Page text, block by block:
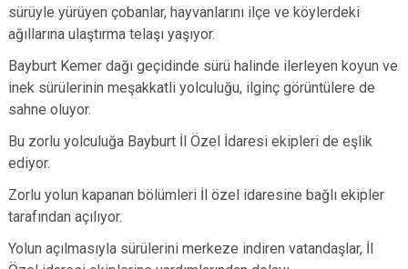
sürüyle yürüyen çobanlar, hayvanlarını ilçe ve köylerdeki
ağıllarına ulaştırma telaşı yaşıyor.
Bayburt Kemer dağı geçidinde sürü halinde ilerleyen koyun ve
inek sürülerinin meşakkatli yolculuğu, ilginç görüntülere de
sahne oluyor.
Bu zorlu yolculuğa Bayburt İl Özel İdaresi ekipleri de eşlik
ediyor.
Zorlu yolun kapanan bölümleri İl özel idaresine bağlı ekipler
tarafından açılıyor.
Yolun açılmasıyla sürülerini merkeze indiren vatandaşlar, İl